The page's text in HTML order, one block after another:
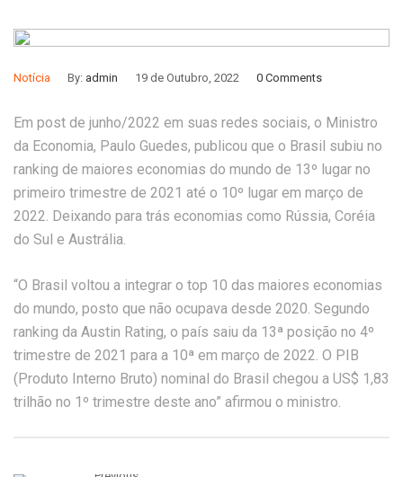
Notícia By: admin 19 de Outubro, 2022 0 Comments
Em post de junho/2022 em suas redes sociais, o Ministro
da Economia, Paulo Guedes, publicou que o Brasil subiu no
ranking de maiores economias do mundo de 13º lugar no
primeiro trimestre de 2021 até o 10º lugar em março de
2022. Deixando para trás economias como Rússia, Coréia
do Sul e Austrália.
“O Brasil voltou a integrar o top 10 das maiores economias
do mundo, posto que não ocupava desde 2020. Segundo
ranking da Austin Rating, o país saiu da 13ª posição no 4º
trimestre de 2021 para a 10ª em março de 2022. O PIB
(Produto Interno Bruto) nominal do Brasil chegou a US$ 1,83
trilhão no 1º trimestre deste ano” afirmou o ministro.